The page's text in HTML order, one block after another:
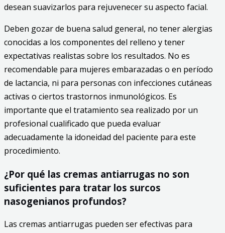
desean suavizarlos para rejuvenecer su aspecto facial.
Deben gozar de buena salud general, no tener alergias
conocidas a los componentes del relleno y tener
expectativas realistas sobre los resultados. No es
recomendable para mujeres embarazadas o en período
de lactancia, ni para personas con infecciones cutáneas
activas o ciertos trastornos inmunológicos. Es
importante que el tratamiento sea realizado por un
profesional cualificado que pueda evaluar
adecuadamente la idoneidad del paciente para este
procedimiento.
¿Por qué las cremas antiarrugas no son
suficientes para tratar los surcos
nasogenianos profundos?
Las cremas antiarrugas pueden ser efectivas para